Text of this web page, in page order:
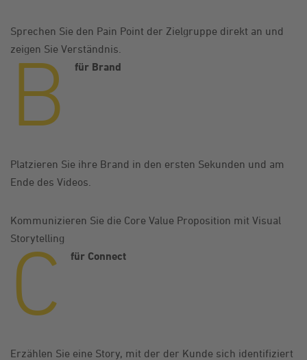
Sprechen Sie den Pain Point der Zielgruppe direkt an und
zeigen Sie Verständnis.
B für Brand
Platzieren Sie ihre Brand in den ersten Sekunden und am
Ende des Videos.
Kommunizieren Sie die Core Value Proposition mit Visual
Storytelling
C für Connect
Erzählen Sie eine Story, mit der der Kunde sich identifiziert